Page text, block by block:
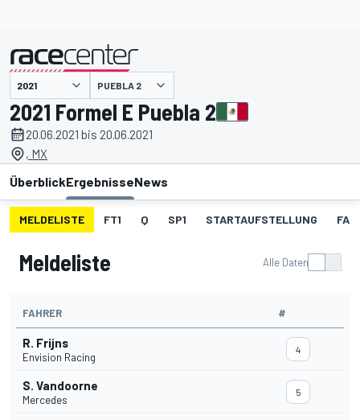
PUEBLA 2
2021 Formel E Puebla 2
20.06.2021 bis 20.06.2021
, MX
ÜberblickErgebnisseNews
MELDELISTE FT1 Q SP1 STARTAUFSTELLUNG
Meldeliste Alle Daten
FAHRER #
R. Frijns
Envision Racing
4
S. Vandoorne
Mercedes
5